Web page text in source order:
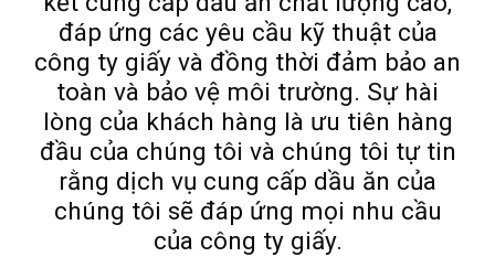
đáp ứng các yêu cầu kỹ thuật của
công ty giấy và đồng thời đảm bảo an
toàn và bảo vệ môi trường. Sự hài
lòng của khách hàng là ưu tiên hàng
đầu của chúng tôi và chúng tôi tự tin
rằng dịch vụ cung cấp dầu ăn của
chúng tôi sẽ đáp ứng mọi nhu cầu
của công ty giấy.